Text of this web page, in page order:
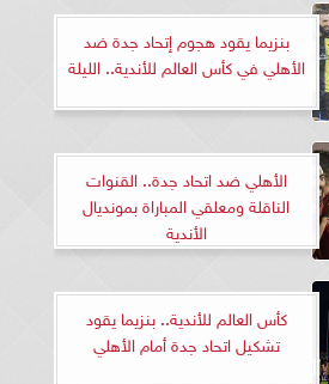
بنزيما يقود هجوم إتحاد جدة ضد
الأهلي في كأس العالم للأندية.. الليلة
الأهلي ضد اتحاد جدة.. القنوات
الناقلة ومعلقي المباراة بمونديال
الأندية
كأس العالم للأندية.. بنزيما يقود
تشكيل اتحاد جدة أمام الأهلي